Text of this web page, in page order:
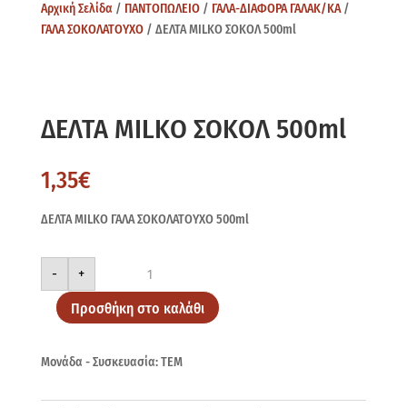
Αρχική Σελίδα / ΠΑΝΤΟΠΩΛΕΙΟ/ ΓΑΛΑ-ΔΙΑΦΟΡΑ ΓΑΛΑΚ/ΚΑ/
ΓΑΛΑ ΣΟΚΟΛΑΤΟΥΧΟ/ ΔΕΛΤΑ MILKO ΣΟΚΟΛ 500ml
ΔΕΛΤΑ MILKO ΣΟΚΟΛ 500ml
1,35€
ΔΕΛΤΑ MILKO ΓΑΛΑ ΣΟΚΟΛΑΤΟΥΧΟ 500ml
-
ΔΕΛΤΑ
ΣΟΚΟΛ
500ml
ποσότητα
+
Προσθήκη στο καλάθι
Μονάδα - Συσκευασία: ΤΕΜ